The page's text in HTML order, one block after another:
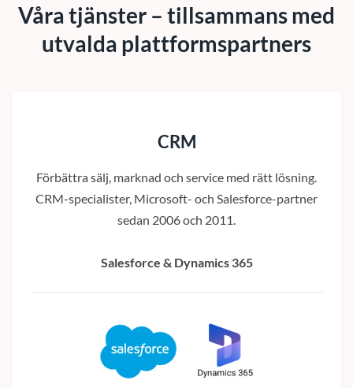
Våra tjänster – tillsammans med
utvalda plattformspartners
CRM
Förbättra sälj, marknad och service med rätt lösning.
CRM-specialister, Microsoft- och Salesforce-partner
sedan 2006 och 2011.
Salesforce & Dynamics 365